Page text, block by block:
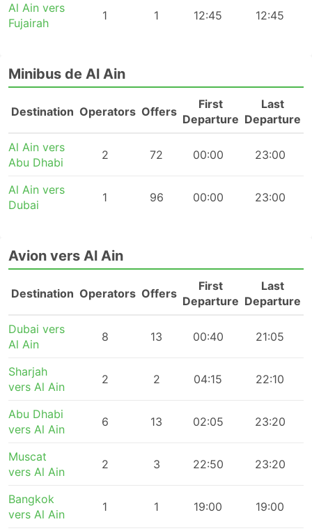
Al Ain vers
Fujairah
1 1 12:45 12:45
Minibus de Al Ain
Destination Operators Offers
First
Departure
Last
Departure
Al Ain vers
Abu Dhabi
2 72 00:00 23:00
Al Ain vers
Dubai
1 96 00:00 23:00
Avion vers Al Ain
Destination Operators Offers
First
Departure
Last
Departure
Dubai vers
Al Ain
8 13 00:40 21:05
Sharjah
vers Al Ain
2 2 04:15 22:10
Abu Dhabi
vers Al Ain
6 13 02:05 23:20
Muscat
vers Al Ain
2 3 22:50 23:20
Bangkok
vers Al Ain
1 1 19:00 19:00